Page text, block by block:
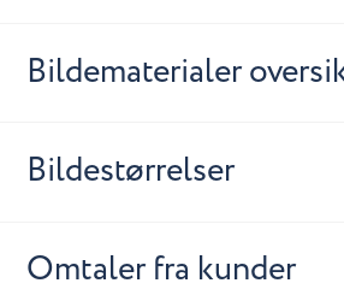
Bildematerialer
Bildestørrelser
Omtaler fra kunder